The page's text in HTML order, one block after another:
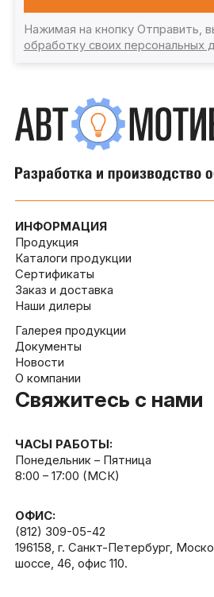
Нажимая на кнопку Отправить,
обработку своих персональных
ИНФОРМАЦИЯ
Продукция
Каталоги продукции
Сертификаты
Заказ и доставка
Наши дилеры
Галерея продукции
Документы
Новости
О компании
Свяжитесь с нами
ЧАСЫ РАБОТЫ:
Понедельник – Пятница
8:00 – 17:00 (МСК)
ОФИС:
(812) 309-05-42
196158, г. Санкт-Петербург,
шоссе, 46, офис 110.